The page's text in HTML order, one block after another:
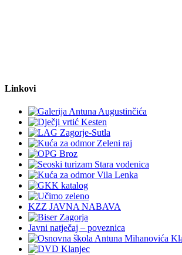
Linkovi
KZZ JAVNA NABAVA
Javni natječaj – poveznica